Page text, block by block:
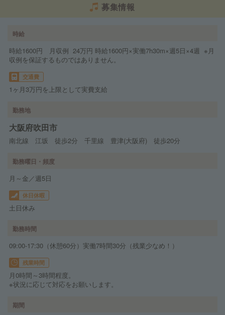
募集情報
時給
時給1600円 月収例 24万円 時給1600円×実働7h30m×週5日×4週 ※月
収例を保証するものではありません。
交通費
1ヶ月3万円を上限として実費支給
勤務地
大阪府吹田市
南北線 江坂 徒歩2分 千里線 豊津(大阪府) 徒歩20分
勤務曜日・頻度
月～金／週5日
休日休暇
土日休み
勤務時間
09:00-17:30（休憩60分）実働7時間30分（残業少なめ！）
残業時間
月0時間～3時間程度。
※状況に応じて対応をお願いします。
期間